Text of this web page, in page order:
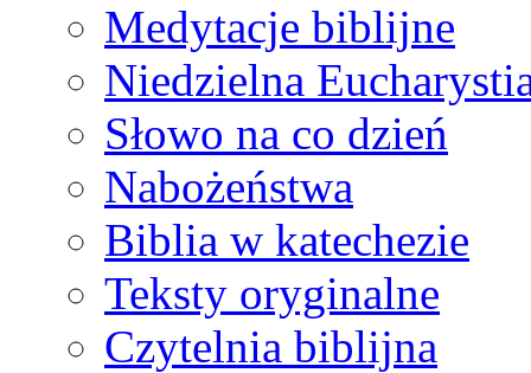
Medytacje biblijne
Niedzielna
Słowo na co dzień
Nabożeństwa
Biblia w katechezie
Teksty oryginalne
Czytelnia biblijna